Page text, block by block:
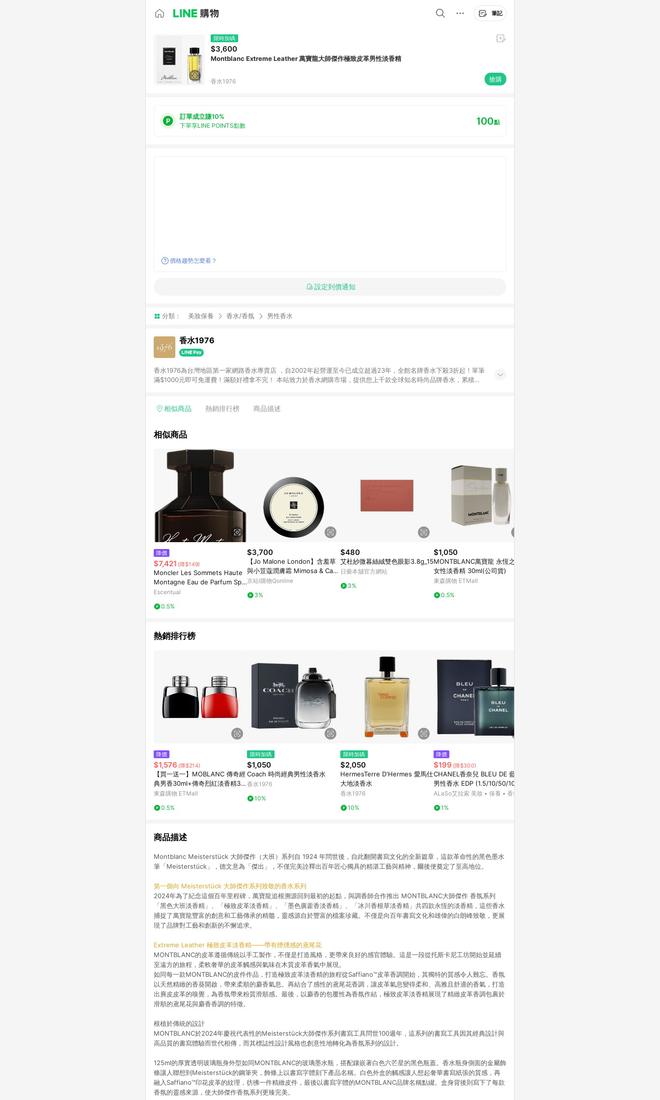
筆記
限時加碼
$3,600
Montblanc Extreme Leather 萬寶龍大師傑作極致皮革男性淡香精
香水1976 搶購
訂單成立賺10%
下單享LINE POINTS點數 100點
價格趨勢怎麼看？
設定到價通知
分類： 美妝保養 香水/香氛 男性香水
香水1976
香水1976為台灣地區第一家網路香水專賣店 ，自2002年起營運至今已成立超過23年，全館名牌香水下殺3折起！單筆
滿$1000元即可免運費！滿額好禮拿不完！ 本站致力於香水網購市場，提供您上千款全球知名時尚品牌香水，累積服
相似商品 熱銷排行榜 商品描述
相似商品
降價
$7,421 (降$149)
Moncler Les Sommets Haute
Montagne Eau de Parfum Spr
ay 100ml
Escentual
0.5%
$3,700
【Jo Malone London】含羞草
與小荳蔻潤膚霜 Mimosa & Card
amom Body Crème (175ml)
京站i購物Qonline
3%
$480
艾杜紗微暮絲絨雙色眼影3.8g_15
日藥本舖官方網站
3%
$1,050
MONTBLANC萬寶龍 永恆之名
女性淡香精 30ml(公司貨)
東森購物 ETMall
0.5%
熱銷排行榜
降價
$1,576 (降$214)
【買一送一】MOBLANC 傳奇經
典男香30ml+傳奇烈紅淡香精30
ml
東森購物 ETMall
0.5%
限時加碼
$1,050
Coach 時尚經典男性淡香水
香水1976
10%
限時加碼
$2,050
HermesTerre D'Hermes 愛馬仕
大地淡香水
香水1976
10%
降價
$199 (降$300)
CHANEL香奈兒 BLEU DE 藍色
男性香水 EDP (1.5/10/50/100m
l)
ALaSo艾拉索 美妝 • 保養 • 香氛
1%
商品描述
Montblanc Meisterstück 大師傑作（大班）系列自 1924 年問世後，自此翻開書寫文化的全新篇章，這款革命性的黑色墨水
筆「Meisterstück」，德文意為「傑出」，不僅完美詮釋出百年匠心獨具的精湛工藝與精神，爾後便奠定了至高地位。
第一個向 Meisterstück 大師傑作系列致敬的香水系列
2024年為了紀念這個百年里程碑，萬寶龍追根溯源回到最初的起點，與調香師合作推出 MONTBLANC大師傑作 香氛系列
「黑色大班淡香精」、「極致皮革淡香精」、「墨色廣藿香淡香精」、「冰川香根草淡香精」共四款永恆的淡香精，這些香水
捕捉了萬寶龍豐富的創意和工藝傳承的精髓，靈感源自於豐富的檔案珍藏。不僅是向百年書寫文化和雄偉的白朗峰致敬，更展
現了品牌對工藝和創新的不懈追求。
Extreme Leather 極致皮革淡香精——帶有煙燻感的鳶尾花
MONTBLANC的皮革遵循傳統以手工製作，不僅是打造風格，更帶來良好的感官體驗。這是一段從托斯卡尼工坊開始並延續
至遠方的旅程，柔軟奢華的皮革觸感與氣味在木質皮革香氣中展現。
如同每一款MONTBLANC的皮件作品，打造極致皮革淡香精的旅程從Saffiano™皮革香調開始，其獨特的質感令人難忘。香氛
以天然精緻的香葵開啟，帶來柔順的麝香氣息。再結合了感性的鳶尾花香調，讓皮革氣息變得柔和、高雅且舒適的香氣，打造
出麂皮皮革的嗅覺，為香氛帶來粉質滑順感。最後，以麝香的包覆性為香氛作結，極致皮革淡香精展現了精緻皮革香調包裹於
滑順的鳶尾花與麝香香調的特徵。
根植於傳統的設計
MONTBLANC於2024年慶祝代表性的Meisterstück大師傑作系列書寫工具問世100週年，這系列的書寫工具因其經典設計與
高品質的書寫體驗而世代相傳，而其標誌性設計風格也創意性地轉化為香氛系列的設計。
125ml的厚實透明玻璃瓶身外型如同MONTBLANC的玻璃墨水瓶，搭配鑲嵌著白色六芒星的黑色瓶蓋。香水瓶身側面的金屬飾
條讓人聯想到Meisterstück的鋼筆夾，飾條上以書寫字體刻下產品名稱。白色外盒的觸感讓人想起奢華書寫紙張的質感，再
融入Saffiano™印花皮革的紋理，彷彿一件精緻皮件，最後以書寫字體的MONTBLANC品牌名稱點綴。盒身背後則寫下了每款
香氛的靈感來源，使大師傑作香氛系列更臻完美。